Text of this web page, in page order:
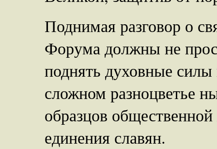
Поднимая разговор о
Форума должны не
поднять духовные
сложном разноцветье
образцов
единения славян.